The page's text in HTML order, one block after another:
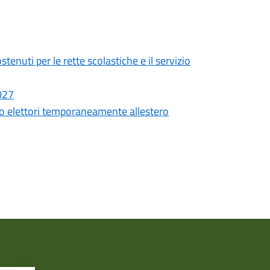
per le rette scolastiche e il servizio
elettori temporaneamente allestero